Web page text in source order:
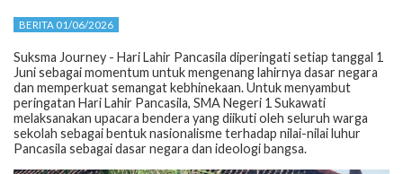
BERITA 01/06/2026
Suksma Journey - Hari Lahir Pancasila diperingati setiap tanggal 1
Juni sebagai momentum untuk mengenang lahirnya dasar negara
dan memperkuat semangat kebhinekaan. Untuk menyambut
peringatan Hari Lahir Pancasila, SMA Negeri 1 Sukawati
melaksanakan upacara bendera yang diikuti oleh seluruh warga
sekolah sebagai bentuk nasionalisme terhadap nilai-nilai luhur
Pancasila sebagai dasar negara dan ideologi bangsa.